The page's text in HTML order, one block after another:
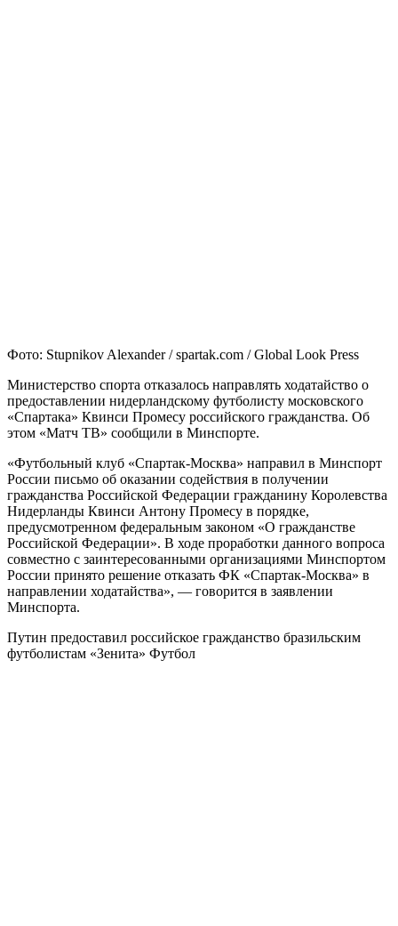
Фото: Stupnikov Alexander / spartak.com / Global Look Press
Министерство спорта отказалось направлять ходатайство о
предоставлении нидерландскому футболисту московского
«Спартака» Квинси Промесу российского гражданства. Об
этом «Матч ТВ» сообщили в Минспорте.
«Футбольный клуб «Спартак-Москва» направил в Минспорт
России письмо об оказании содействия в получении
гражданства Российской Федерации гражданину Королевства
Нидерланды Квинси Антону Промесу в порядке,
предусмотренном федеральным законом «О гражданстве
Российской Федерации». В ходе проработки данного вопроса
совместно с заинтересованными организациями Минспортом
России принято решение отказать ФК «Спартак-Москва» в
направлении ходатайства», — говорится в заявлении
Минспорта.
Путин предоставил российское гражданство бразильским
футболистам «Зенита» Футбол